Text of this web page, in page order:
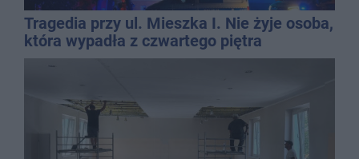
Tragedia przy ul. Mieszka I. Nie żyje osoba,
która wypadła z czwartego piętra